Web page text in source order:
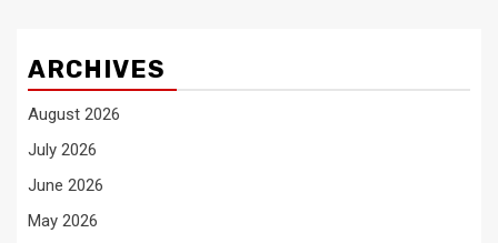
ARCHIVES
August 2026
July 2026
June 2026
May 2026